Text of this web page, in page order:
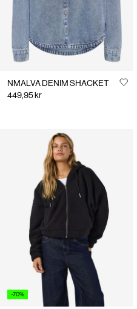
NMALVA DENIM SHACKET
449,95 kr
-70%